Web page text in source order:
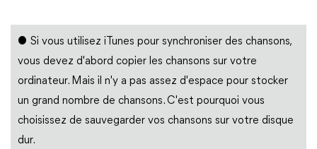
● Si vous utilisez iTunes pour synchroniser des chansons,
vous devez d'abord copier les chansons sur votre
ordinateur. Mais il n'y a pas assez d'espace pour stocker
un grand nombre de chansons. C'est pourquoi vous
choisissez de sauvegarder vos chansons sur votre disque
dur.